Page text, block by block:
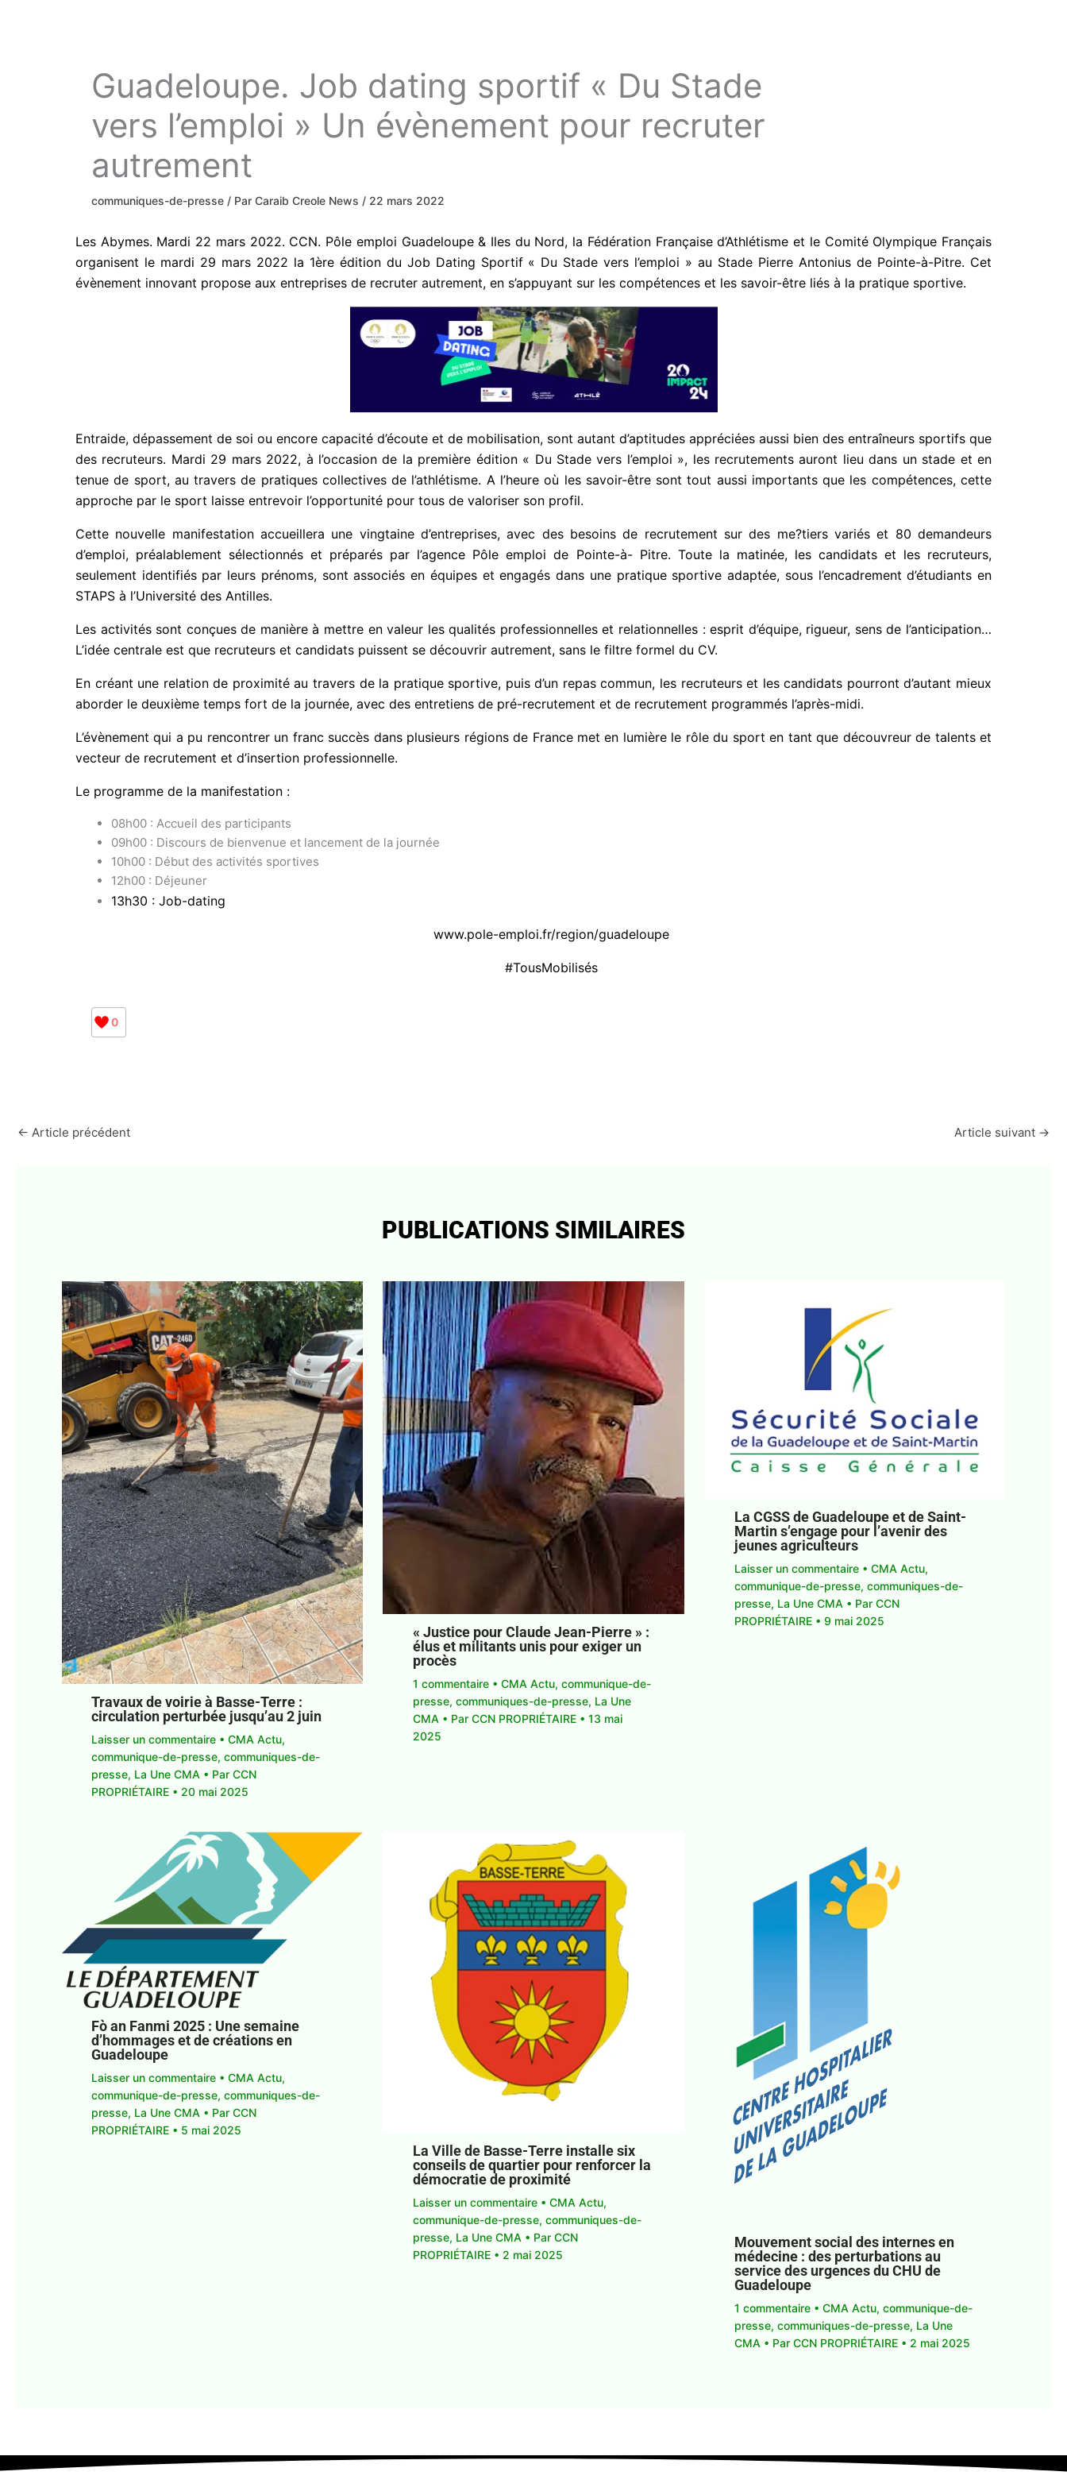
Guadeloupe. Job dating sportif « Du Stade
vers l’emploi » Un évènement pour recruter
autrement
communiques-de-presse / Par Caraib Creole News / 22 mars 2022
Les Abymes. Mardi 22 mars 2022. CCN. Pôle emploi Guadeloupe & Iles du Nord, la Fédération Française d’Athlétisme et le Comité Olympique Français
organisent le mardi 29 mars 2022 la 1ère édition du Job Dating Sportif « Du Stade vers l’emploi » au Stade Pierre Antonius de Pointe-à-Pitre. Cet
évènement innovant propose aux entreprises de recruter autrement, en s’appuyant sur les compétences et les savoir-être liés à la pratique sportive.
Entraide, dépassement de soi ou encore capacité d’écoute et de mobilisation, sont autant d’aptitudes appréciées aussi bien des entraîneurs sportifs que
des recruteurs. Mardi 29 mars 2022, à l’occasion de la première édition « Du Stade vers l’emploi », les recrutements auront lieu dans un stade et en
tenue de sport, au travers de pratiques collectives de l’athlétisme. A l’heure où les savoir-être sont tout aussi importants que les compétences, cette
approche par le sport laisse entrevoir l’opportunité pour tous de valoriser son profil.
Cette nouvelle manifestation accueillera une vingtaine d’entreprises, avec des besoins de recrutement sur des me?tiers variés et 80 demandeurs
d’emploi, préalablement sélectionnés et préparés par l’agence Pôle emploi de Pointe-à- Pitre. Toute la matinée, les candidats et les recruteurs,
seulement identifiés par leurs prénoms, sont associés en équipes et engagés dans une pratique sportive adaptée, sous l’encadrement d’étudiants en
STAPS à l’Université des Antilles.
Les activités sont conçues de manière à mettre en valeur les qualités professionnelles et relationnelles : esprit d’équipe, rigueur, sens de l’anticipation…
L’idée centrale est que recruteurs et candidats puissent se découvrir autrement, sans le filtre formel du CV.
En créant une relation de proximité au travers de la pratique sportive, puis d’un repas commun, les recruteurs et les candidats pourront d’autant mieux
aborder le deuxième temps fort de la journée, avec des entretiens de pré-recrutement et de recrutement programmés l’après-midi.
L’évènement qui a pu rencontrer un franc succès dans plusieurs régions de France met en lumière le rôle du sport en tant que découvreur de talents et
vecteur de recrutement et d’insertion professionnelle.
Le programme de la manifestation :
08h00 : Accueil des participants
09h00 : Discours de bienvenue et lancement de la journée
10h00 : Début des activités sportives
12h00 : Déjeuner
13h30 : Job-dating
www.pole-emploi.fr/region/guadeloupe
#TousMobilisés
0
← Article précédent Article suivant →
PUBLICATIONS SIMILAIRES
Travaux de voirie à Basse-Terre :
circulation perturbée jusqu’au 2 juin
Laisser un commentaire •CMA Actu,
communique-de-presse,communiques-de-
presse, La Une CMA • ParCCN
PROPRIÉTAIRE • 20 mai 2025
« Justice pour Claude Jean-Pierre » :
élus et militants unis pour exiger un
procès
1 commentaire •CMA Actu,communique-de-
presse,communiques-de-presse, La Une
CMA • ParCCN PROPRIÉTAIRE •13 mai
2025
La CGSS de Guadeloupe et de Saint-
Martin s’engage pour l’avenir des
jeunes agriculteurs
Laisser un commentaire • CMA Actu,
communique-de-presse, communiques-de-
presse, La Une CMA • Par CCN
PROPRIÉTAIRE • 9 mai 2025
Fò an Fanmi 2025 : Une semaine
d’hommages et de créations en
Guadeloupe
Laisser un commentaire •CMA Actu,
communique-de-presse,communiques-de-
presse, La Une CMA • ParCCN
PROPRIÉTAIRE • 5 mai 2025
La Ville de Basse-Terre installe six
conseils de quartier pour renforcer la
démocratie de proximité
Laisser un commentaire •CMA Actu,
communique-de-presse,communiques-de-
presse, La Une CMA • ParCCN
PROPRIÉTAIRE • 2 mai 2025
Mouvement social des internes en
médecine : des perturbations au
service des urgences du CHU de
Guadeloupe
1 commentaire • CMA Actu, communique-de-
presse, communiques-de-presse, La Une
CMA • Par CCN PROPRIÉTAIRE • 2 mai 2025